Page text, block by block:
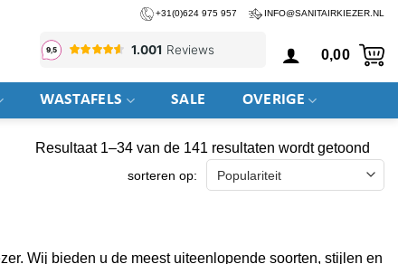
+31(0)624 975 957 INFO@SANITAIRKIEZER.NL
0,00
WASTAFELS SALE OVERIGE
Resultaat 1–34 van de 141 resultaten wordt getoond
op
Wij bieden u de meest uiteenlopende soorten, stijlen en